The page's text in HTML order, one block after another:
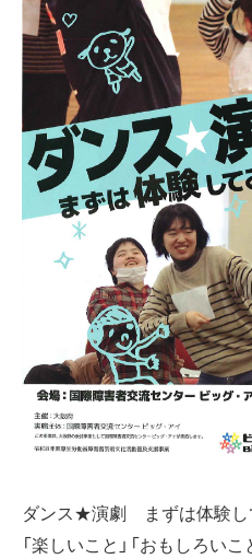
ダンス★演劇 まずは体験し
「楽しいこと」「おもしろい